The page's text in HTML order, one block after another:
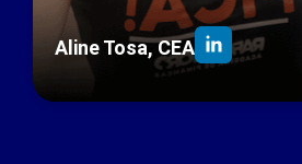
Aline Tosa, CEA